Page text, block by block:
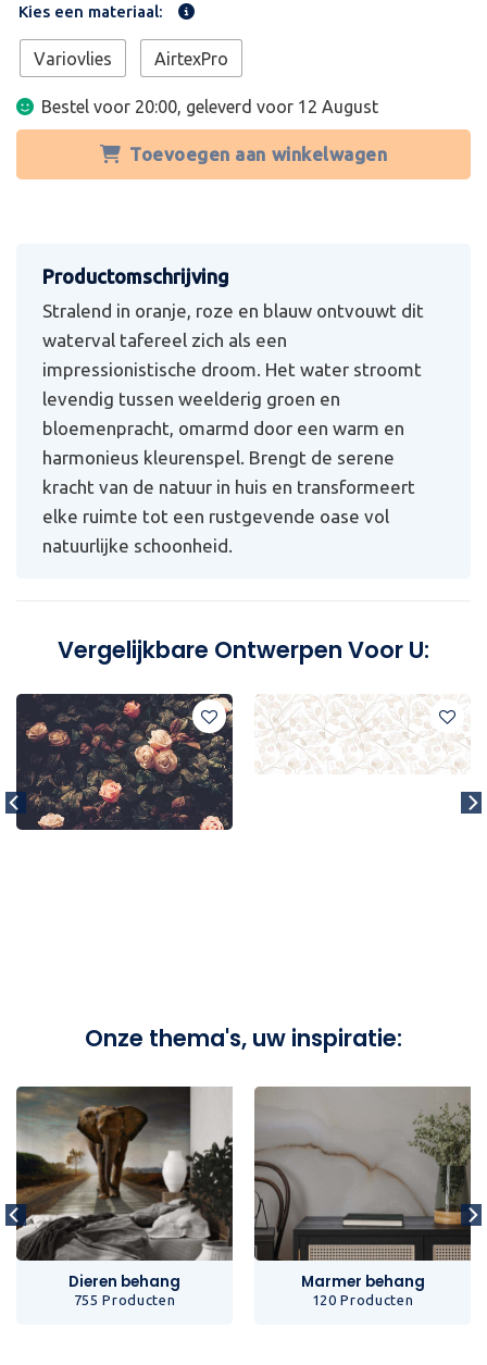
Kies een materiaal:
Variovlies AirtexPro
Bestel voor 20:00, geleverd voor 12 August
Toevoegen aan winkelwagen
Stralend in oranje, roze en blauw ontvouwt dit
waterval tafereel zich als een
impressionistische droom. Het water stroomt
levendig tussen weelderig groen en
bloemenpracht, omarmd door een warm en
harmonieus kleurenspel. Brengt de serene
kracht van de natuur in huis en transformeert
elke ruimte tot een rustgevende oase vol
natuurlijke schoonheid.
Vergelijkbare Ontwerpen Voor U:
Onze thema's, uw inspiratie:
Dieren behang
755 Producten
Marmer behang
120 Producten